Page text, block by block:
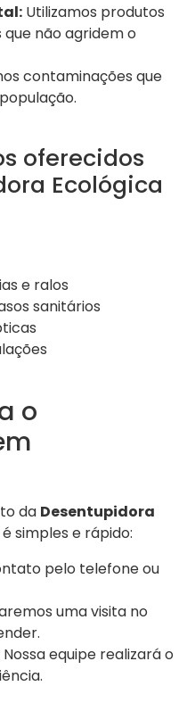
Utilizamos produtos
não agridem o
contaminações que
oferecidos
Ecológica
e ralos
sanitários
o
da Desentupidora
é simples e rápido:
pelo telefone ou
uma visita no
Nossa equipe realizará o